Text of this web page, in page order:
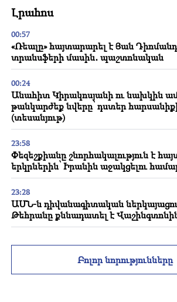
Լրահոս
00:57
«Ռեալը» հայտարարել է Յան
տրանսֆերի մասին․ պաշտոնական
00:24
Անահիտ Կիրակոսյանի ու նախկին
թանկարժեք նվերը՝ դստեր
(տեսանյութ)
23:58
Փեզեշքիանը շնորհակալություն է
երկրներին՝ Իրանին աջակցելու
23:28
ԱՄՆ-ն դիվանագիտական
Թեհրանը քննադատել է
պայթյուն է որոտացել․ երկու մարդ
վիրավորվել
Բոլոր նորությունները